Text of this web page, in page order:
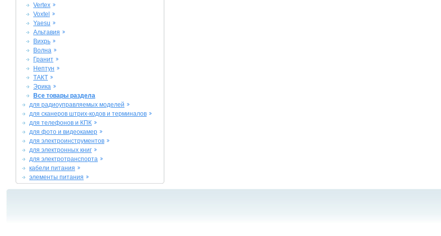
Vertex
Voxtel
Yaesu
Альтавия
Вихрь
Волна
Гранит
Нептун
ТАКТ
Эрика
Все товары раздела
для радиоуправляемых моделей
для сканеров штрих-кодов и терминалов
для телефонов и КПК
для фото и видеокамер
для электроинструментов
для электронных книг
для электротранспорта
кабели питания
элементы питания